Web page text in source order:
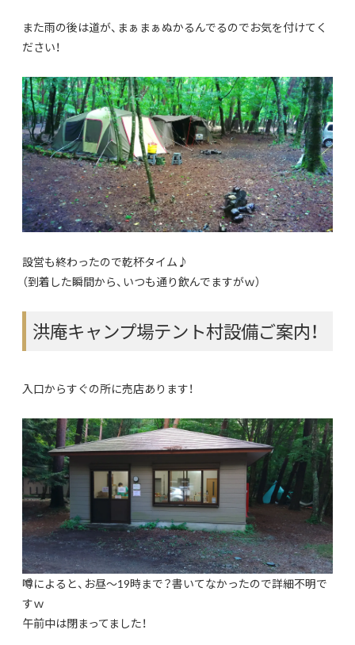
また雨の後は道が、まぁまぁぬかるんでるのでお気を付けてく
ださい！
設営も終わったので乾杯タイム♪
（到着した瞬間から、いつも通り飲んでますがｗ）
洪庵キャンプ場テント村設備ご案内！
入口からすぐの所に売店あります！
噂によると、お昼～19時まで？書いてなかったので詳細不明で
すｗ
午前中は閉まってました！